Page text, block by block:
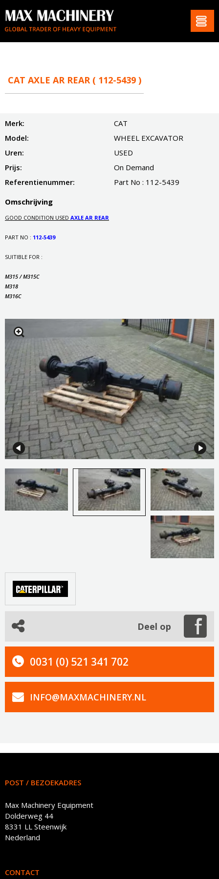
CAT AXLE AR REAR ( 112-5439 )
Merk:
CAT
Model:
WHEEL EXCAVATOR
Uren:
USED
Prijs:
On Demand
Referentienummer:
Part No : 112-5439
Omschrijving
GOOD CONDITION USED AXLE AR REAR
PART NO : 112-5439
SUITIBLE FOR :
M315 / M315C
M318
M316C
Deel op
0031 (0) 521 341 702
INFO@MAXMACHINERY.NL
POST / BEZOEKADRES
Max Machinery Equipment
Dolderweg 44
8331 LL Steenwijk
Nederland
CONTACT